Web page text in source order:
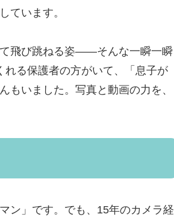
ています。
飛び跳ねる姿——そんな一瞬一瞬
れる保護者の方がいて、「息子が
もいました。 写真と動画の力を、
ン」です。 でも、15年のカメラ経